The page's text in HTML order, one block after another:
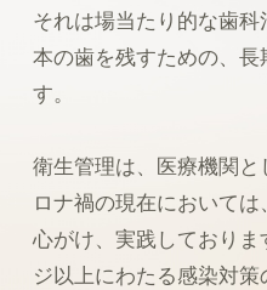
それは場当たり的な歯
本の歯を残すための、
す。
衛生管理は、医療機関
ロナ禍の現在において
心がけ、実践しており
ジ以上にわたる感染対